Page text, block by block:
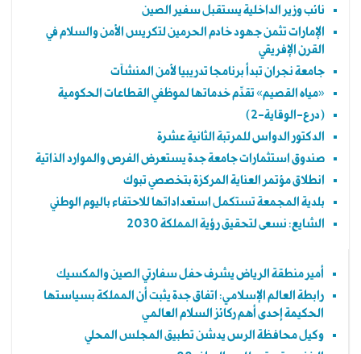
نائب وزير الداخلية يستقبل سفير الصين
الإمارات تثمن جهود خادم الحرمين لتكريس الأمن والسلام في
القرن الإفريقي
جامعة نجران تبدأ برنامجا تدريبيا لأمن المنشآت
«مياه القصيم» تقدِّم خدماتها لموظفي القطاعات الحكومية
(درع-الوقاية-2)
الدكتور الدواس للمرتبة الثانية عشرة
صندوق استثمارات جامعة جدة يستعرض الفرص والموارد الذاتية
انطلاق مؤتمر العناية المركزة بتخصصي تبوك
بلدية المجمعة تستكمل استعداداتها للاحتفاء باليوم الوطني
الشايع: نسعى لتحقيق رؤية المملكة 2030
أمير منطقة الرياض يشرف حفل سفارتي الصين والمكسيك
رابطة العالم الإسلامي: اتفاق جدة يثبت أن المملكة بسياستها
الحكيمة إحدى أهم ركائز السلام العالمي
وكيل محافظة الرس يدشن تطبيق المجلس المحلي